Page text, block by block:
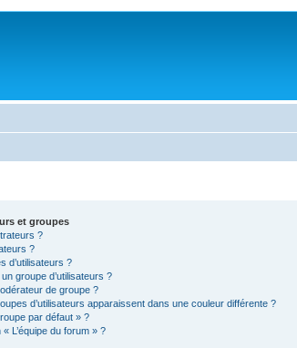
et groupes
?
?
d’utilisateurs ?
groupe d’utilisateurs ?
de groupe ?
d’utilisateurs apparaissent dans une couleur différente ?
par défaut » ?
L’équipe du forum » ?